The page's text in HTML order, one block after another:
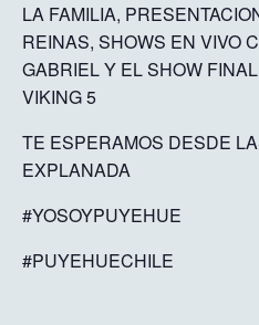
LA FAMILIA,
REINAS, SHOWS EN VIVO
GABRIEL Y EL SHOW
VIKING 5
TE ESPERAMOS DESDE
EXPLANADA
#YOSOYPUYEHUE
#PUYEHUECHILE